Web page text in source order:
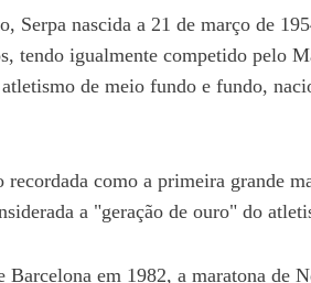
nascida a 21 de março de
tendo igualmente competido pelo
de meio fundo e fundo,
como a primeira grande
a "geração de ouro" do
em 1982, a maratona de